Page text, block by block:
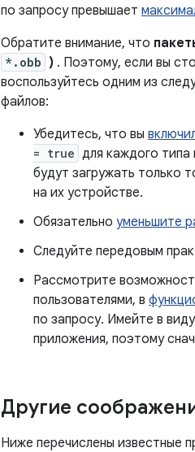
по запросу превышает
Обратите внимание, что
*.obb ) . Поэтому, если вы
воспользуйтесь одним из
файлов:
Убедитесь, что вы
= true для каждого типа
будут загружать только
на их устройстве.
Обязательно уменьшите
Следуйте передовым
Рассмотрите
пользователями, в
по запросу. Имейте в
приложения, поэтому
Другие
Ниже перечислены известные